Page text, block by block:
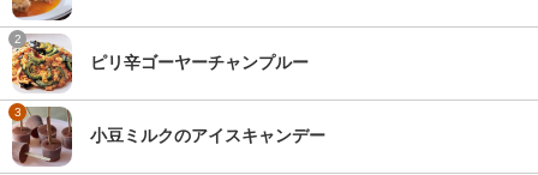
2
ピリ辛ゴーヤーチャンプルー
3
小豆ミルクのアイスキャンデー